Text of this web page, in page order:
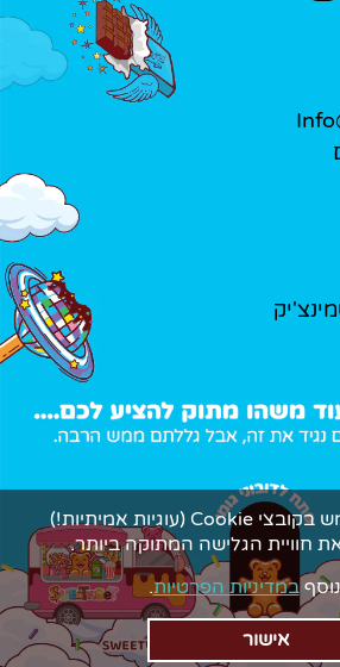
האתר שלנו משתמש בקובצי Cookie (עוגיות אמיתיות!)
חוויית הגלישה המתוקה ביותר.
במדיניות הפרטיות.
אישור